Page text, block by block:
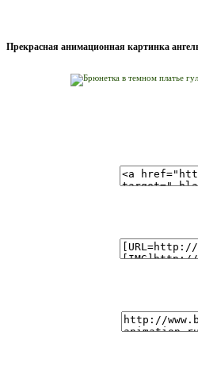
Прекрасная анимационная картинка